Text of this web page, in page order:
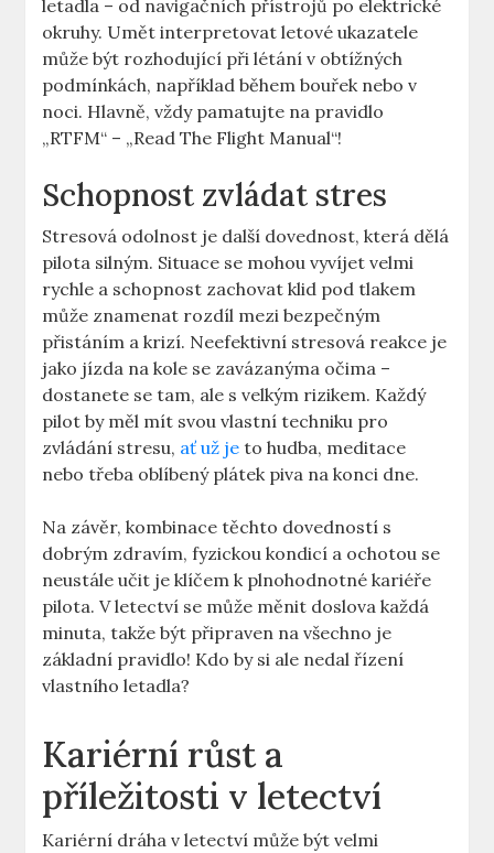
letadla – ​od​ navigačních přístrojů ⁢po elektrické
okruhy. Umět interpretovat letové ukazatele
může být⁣ rozhodující ⁢při létání v obtížných
podmínkách, například během ‍bouřek nebo v
noci. Hlavně, vždy pamatujte na⁢ pravidlo
„RTFM“ – „Read The⁤ Flight Manual“!
Schopnost ‌zvládat ‍stres
Stresová odolnost je další dovednost, která dělá
pilota silným. ⁣Situace se mohou vyvíjet⁤ velmi
rychle a⁢ schopnost zachovat klid pod tlakem
‍může ‍znamenat rozdíl mezi⁢ bezpečným
přistáním a krizí. Neefektivní stresová reakce‌ je
jako jízda na kole​ se zavázanýma očima –
dostanete⁤ se tam, ale s velkým rizikem. Každý
pilot by měl mít ⁣svou vlastní techniku pro
‍zvládání ‍stresu, ať‌ už je to hudba, meditace⁤
nebo třeba oblíbený plátek‌ piva⁣ na konci‍ dne.
Na závěr, kombinace těchto dovedností s
dobrým zdravím, fyzickou ‍kondicí ‌a ochotou se
neustále⁤ učit ⁢je klíčem k plnohodnotné⁣ kariéře
pilota. V letectví se může měnit⁤ doslova každá
minuta, takže být připraven na všechno je
základní pravidlo! Kdo‌ by​ si ⁢ale nedal řízení
vlastního letadla?
Kariérní​ růst a
příležitosti v letectví
Kariérní dráha⁢ v letectví může ‍být‍ velmi